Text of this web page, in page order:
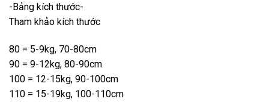
-Bảng kích thước-
Tham khảo kích thước
80 = 5-9kg, 70-80cm
90 = 9-12kg, 80-90cm
100 = 12-15kg, 90-100cm
110 = 15-19kg, 100-110cm